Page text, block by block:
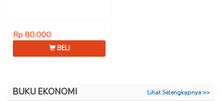
Rp 80.000
BELI
BUKU EKONOMI Lihat Selengkapnya >>